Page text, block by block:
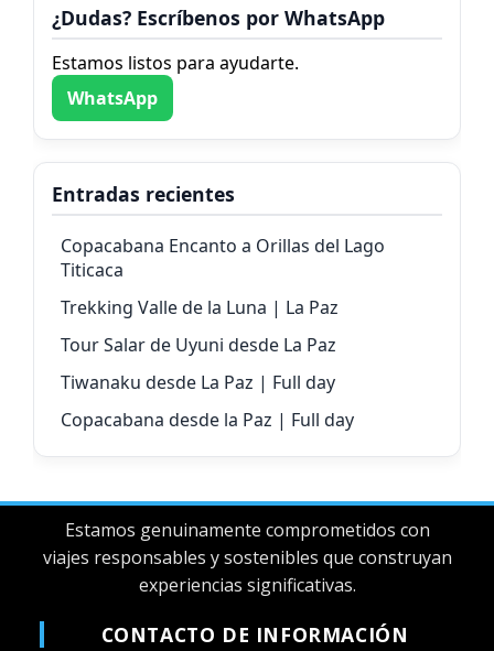
¿Dudas? Escríbenos por WhatsApp
Estamos listos para ayudarte.
WhatsApp
Entradas recientes
Copacabana Encanto a Orillas del Lago
Titicaca
Trekking Valle de la Luna | La Paz
Tour Salar de Uyuni desde La Paz
Tiwanaku desde La Paz | Full day
Copacabana desde la Paz | Full day
Estamos genuinamente comprometidos con
viajes responsables y sostenibles que construyan
experiencias significativas.
CONTACTO DE INFORMACIÓN